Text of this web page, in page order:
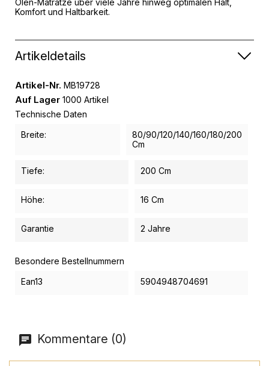
Olen-Matratze über viele Jahre hinweg optimalen Halt,
Komfort und Haltbarkeit.
Artikeldetails
Artikel-Nr. MB19728
Auf Lager 1000 Artikel
Technische Daten
Breite:
80/90/120/140/160/180/200
Cm
Tiefe: 200 Cm
Höhe: 16 Cm
Garantie 2 Jahre
Besondere Bestellnummern
Ean13
5904948704691
Kommentare (0)